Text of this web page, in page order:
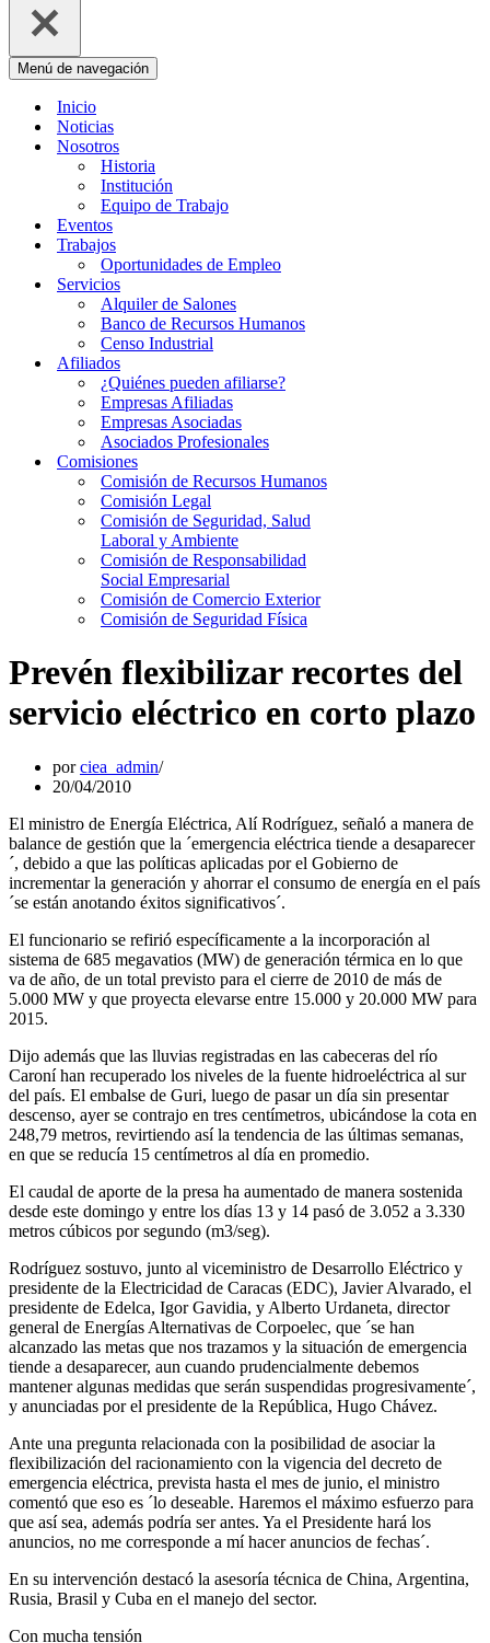
Menú de navegación
Inicio
Noticias
Nosotros
Historia
Institución
Equipo de Trabajo
Eventos
Trabajos
Oportunidades de Empleo
Servicios
Alquiler de Salones
Banco de Recursos Humanos
Censo Industrial
Afiliados
¿Quiénes pueden afiliarse?
Empresas Afiliadas
Empresas Asociadas
Asociados Profesionales
Comisiones
Comisión de Recursos Humanos
Comisión Legal
Comisión de Seguridad, Salud
Laboral y Ambiente
Comisión de Responsabilidad
Social Empresarial
Comisión de Comercio Exterior
Comisión de Seguridad Física
Prevén flexibilizar recortes del
servicio eléctrico en corto plazo
porciea_admin
20/04/2010
El ministro de Energía Eléctrica, Alí Rodríguez, señaló a manera de
balance de gestión que la ´emergencia eléctrica tiende a desaparecer
´, debido a que las políticas aplicadas por el Gobierno de
incrementar la generación y ahorrar el consumo de energía en el país
´se están anotando éxitos significativos´.
El funcionario se refirió específicamente a la incorporación al
sistema de 685 megavatios (MW) de generación térmica en lo que
va de año, de un total previsto para el cierre de 2010 de más de
5.000 MW y que proyecta elevarse entre 15.000 y 20.000 MW para
2015.
Dijo además que las lluvias registradas en las cabeceras del río
Caroní han recuperado los niveles de la fuente hidroeléctrica al sur
del país. El embalse de Guri, luego de pasar un día sin presentar
descenso, ayer se contrajo en tres centímetros, ubicándose la cota en
248,79 metros, revirtiendo así la tendencia de las últimas semanas,
en que se reducía 15 centímetros al día en promedio.
El caudal de aporte de la presa ha aumentado de manera sostenida
desde este domingo y entre los días 13 y 14 pasó de 3.052 a 3.330
metros cúbicos por segundo (m3/seg).
Rodríguez sostuvo, junto al viceministro de Desarrollo Eléctrico y
presidente de la Electricidad de Caracas (EDC), Javier Alvarado, el
presidente de Edelca, Igor Gavidia, y Alberto Urdaneta, director
general de Energías Alternativas de Corpoelec, que ´se han
alcanzado las metas que nos trazamos y la situación de emergencia
tiende a desaparecer, aun cuando prudencialmente debemos
mantener algunas medidas que serán suspendidas progresivamente´,
y anunciadas por el presidente de la República, Hugo Chávez.
Ante una pregunta relacionada con la posibilidad de asociar la
flexibilización del racionamiento con la vigencia del decreto de
emergencia eléctrica, prevista hasta el mes de junio, el ministro
comentó que eso es ´lo deseable. Haremos el máximo esfuerzo para
que así sea, además podría ser antes. Ya el Presidente hará los
anuncios, no me corresponde a mí hacer anuncios de fechas´.
En su intervención destacó la asesoría técnica de China, Argentina,
Rusia, Brasil y Cuba en el manejo del sector.
Con mucha tensión